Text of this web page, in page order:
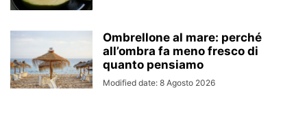
Ombrellone al mare: perché
all’ombra fa meno fresco di
quanto pensiamo
Modified date: 8 Agosto 2026